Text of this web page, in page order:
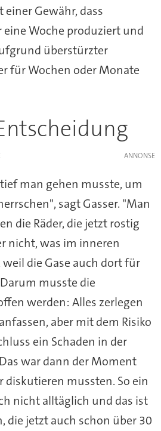
Gewähr, dass
Woche produziert und
überstürzter
für Wochen oder Monate
man gehen musste, um
sagt Gasser. "Man
die Räder, die jetzt rostig
nicht, was im inneren
die Gase auch dort für
musste die
werden: Alles zerlegen
aber mit dem Risiko
ein Schaden in der
war dann der Moment
mussten. So ein
nicht alltäglich und das ist
die jetzt auch schon über 30